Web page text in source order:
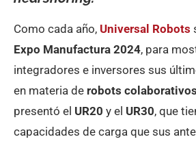
Como cada año, Universal Robots
Expo Manufactura 2024, para
integradores e inversores sus
en materia de robots colaborativos
presentó el UR20 y el UR30, que
capacidades de carga que sus